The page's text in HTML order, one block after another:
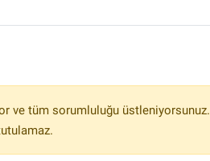
ve tüm sorumluluğu üstleniyorsunuz.